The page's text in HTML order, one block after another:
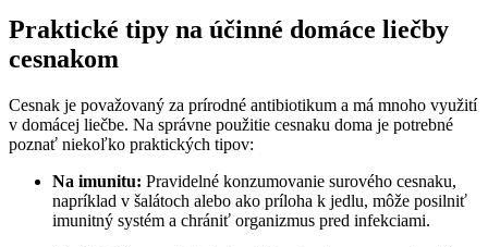
Praktické tipy na účinné domáce liečby
cesnakom
Cesnak je považovaný za prírodné antibiotikum a má mnoho využití
v domácej liečbe. Na správne použitie cesnaku doma je potrebné
poznať niekoľko praktických tipov:
Na imunitu: Pravidelné konzumovanie surového cesnaku,
napríklad v šalátoch alebo ako príloha k jedlu, môže posilniť
imunitný systém a chrániť organizmus pred infekciami.